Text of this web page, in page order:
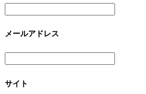
メールアドレス
サイト